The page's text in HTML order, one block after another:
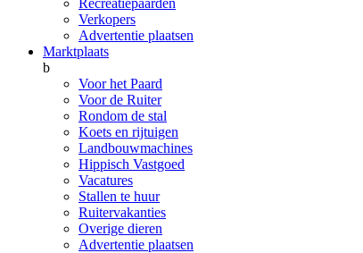
Recreatiepaarden
Verkopers
Advertentie plaatsen
Marktplaats
b
Voor het Paard
Voor de Ruiter
Rondom de stal
Koets en rijtuigen
Landbouwmachines
Hippisch Vastgoed
Vacatures
Stallen te huur
Ruitervakanties
Overige dieren
Advertentie plaatsen